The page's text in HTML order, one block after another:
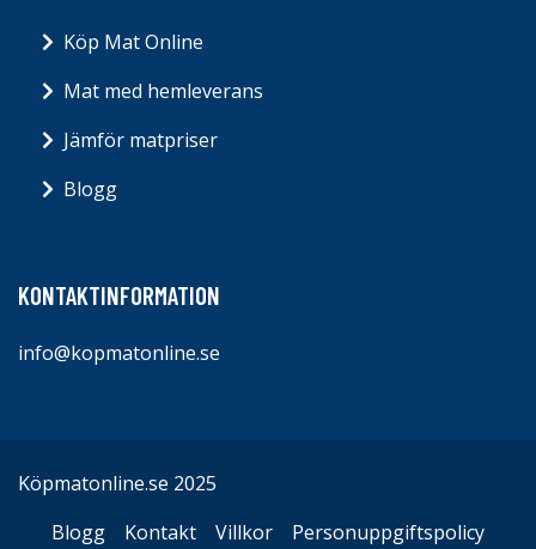
Köp Mat Online
Mat med hemleverans
Jämför matpriser
Blogg
KONTAKTINFORMATION
info@kopmatonline.se
Köpmatonline.se 2025
Blogg
Kontakt Villkor
Personuppgiftspolicy